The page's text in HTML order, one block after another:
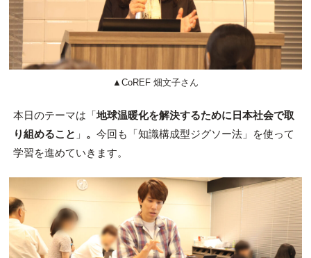
▲CoREF 畑文子さん
本日のテーマは「地球温暖化を解決するために日本社会で取
り組めること 」 。 今回も「知識構成型ジグソー法」を使って
学習を進めていきます。